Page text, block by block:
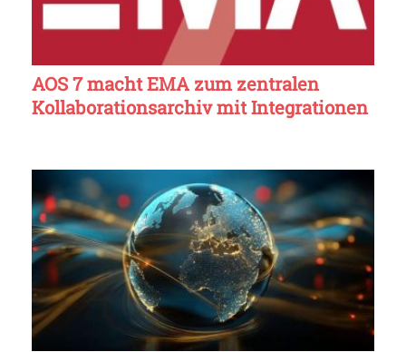
AOS 7 macht EMA zum zentralen
Kollaborationsarchiv mit Integrationen